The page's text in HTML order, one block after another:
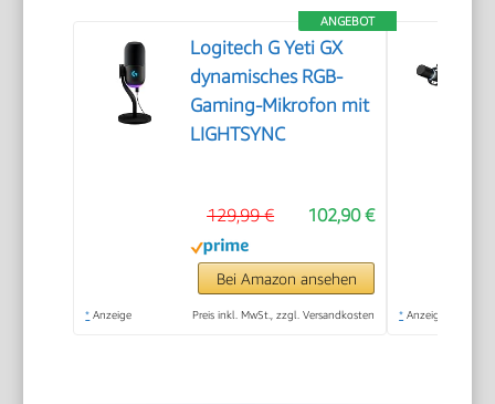
ANGEBOT
Logitech G Yeti GX
dynamisches RGB-
Gaming-Mikrofon mit
LIGHTSYNC
102,90 €
129,99 €
Bei Amazon ansehen
* Anzeige Preis inkl. MwSt., zzgl. Versandkosten * Anzeige